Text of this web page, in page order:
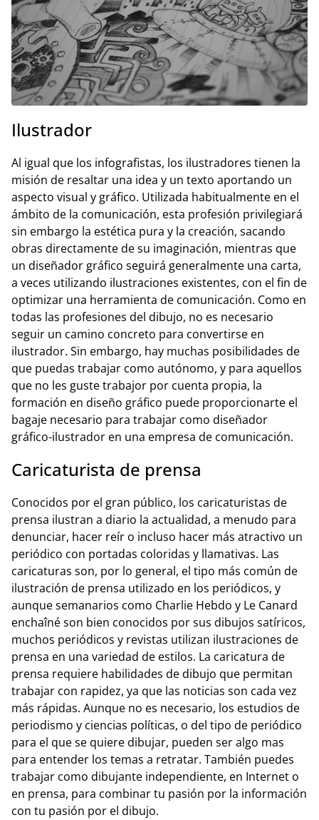
Ilustrador
Al igual que los infografistas, los ilustradores tienen la
misión de resaltar una idea y un texto aportando un
aspecto visual y gráfico. Utilizada habitualmente en el
ámbito de la comunicación, esta profesión privilegiará
sin embargo la estética pura y la creación, sacando
obras directamente de su imaginación, mientras que
un diseñador gráfico seguirá generalmente una carta,
a veces utilizando ilustraciones existentes, con el fin de
optimizar una herramienta de comunicación. Como en
todas las profesiones del dibujo, no es necesario
seguir un camino concreto para convertirse en
ilustrador. Sin embargo, hay muchas posibilidades de
que puedas trabajar como autónomo, y para aquellos
que no les guste trabajor por cuenta propia, la
formación en diseño gráfico puede proporcionarte el
bagaje necesario para trabajar como diseñador
gráfico-ilustrador en una empresa de comunicación.
Caricaturista de prensa
Conocidos por el gran público, los caricaturistas de
prensa ilustran a diario la actualidad, a menudo para
denunciar, hacer reír o incluso hacer más atractivo un
periódico con portadas coloridas y llamativas. Las
caricaturas son, por lo general, el tipo más común de
ilustración de prensa utilizado en los periódicos, y
aunque semanarios como Charlie Hebdo y Le Canard
enchaîné son bien conocidos por sus dibujos satíricos,
muchos periódicos y revistas utilizan ilustraciones de
prensa en una variedad de estilos. La caricatura de
prensa requiere habilidades de dibujo que permitan
trabajar con rapidez, ya que las noticias son cada vez
más rápidas. Aunque no es necesario, los estudios de
periodismo y ciencias políticas, o del tipo de periódico
para el que se quiere dibujar, pueden ser algo mas
para entender los temas a retratar. También puedes
trabajar como dibujante independiente, en Internet o
en prensa, para combinar tu pasión por la información
con tu pasión por el dibujo.